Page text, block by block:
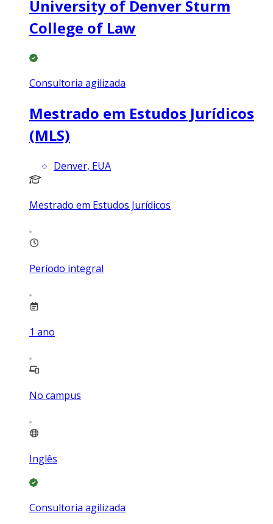
University of Denver Sturm
College of Law
Consultoria agilizada
Mestrado em Estudos Jurídicos
(MLS)
Denver, EUA
Mestrado em Estudos Jurídicos
Período integral
1 ano
No campus
Inglês
Consultoria agilizada